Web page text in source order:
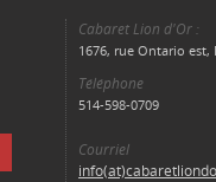
Cabaret Lion d'Or :
1676, rue Ontario est,
Téléphone
514-598-0709
Courriel